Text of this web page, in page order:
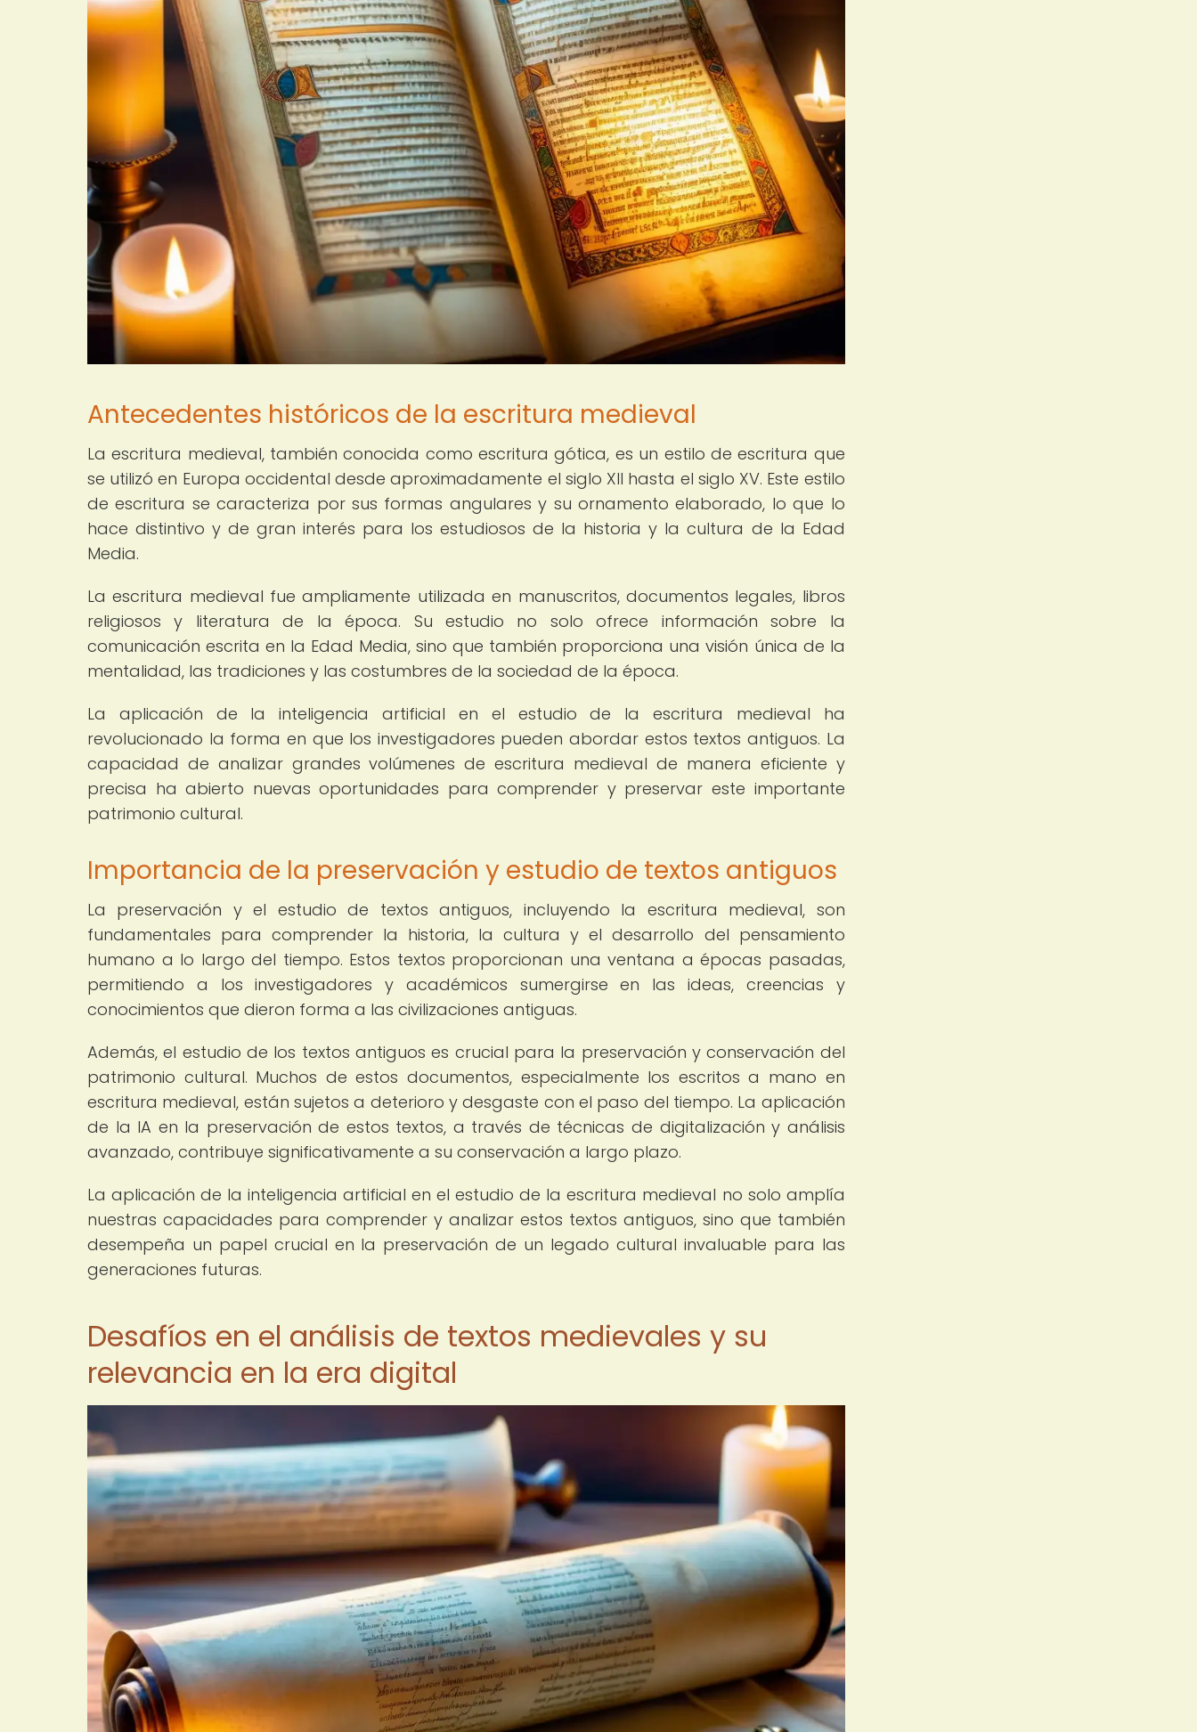
Antecedentes históricos de la escritura medieval
La escritura medieval, también conocida como escritura gótica, es un estilo de escritura que
se utilizó en Europa occidental desde aproximadamente el siglo XII hasta el siglo XV. Este estilo
de escritura se caracteriza por sus formas angulares y su ornamento elaborado, lo que lo
hace distintivo y de gran interés para los estudiosos de la historia y la cultura de la Edad
Media.
La escritura medieval fue ampliamente utilizada en manuscritos, documentos legales, libros
religiosos y literatura de la época. Su estudio no solo ofrece información sobre la
comunicación escrita en la Edad Media, sino que también proporciona una visión única de la
mentalidad, las tradiciones y las costumbres de la sociedad de la época.
La aplicación de la inteligencia artificial en el estudio de la escritura medieval ha
revolucionado la forma en que los investigadores pueden abordar estos textos antiguos. La
capacidad de analizar grandes volúmenes de escritura medieval de manera eficiente y
precisa ha abierto nuevas oportunidades para comprender y preservar este importante
patrimonio cultural.
Importancia de la preservación y estudio de textos antiguos
La preservación y el estudio de textos antiguos, incluyendo la escritura medieval, son
fundamentales para comprender la historia, la cultura y el desarrollo del pensamiento
humano a lo largo del tiempo. Estos textos proporcionan una ventana a épocas pasadas,
permitiendo a los investigadores y académicos sumergirse en las ideas, creencias y
conocimientos que dieron forma a las civilizaciones antiguas.
Además, el estudio de los textos antiguos es crucial para la preservación y conservación del
patrimonio cultural. Muchos de estos documentos, especialmente los escritos a mano en
escritura medieval, están sujetos a deterioro y desgaste con el paso del tiempo. La aplicación
de la IA en la preservación de estos textos, a través de técnicas de digitalización y análisis
avanzado, contribuye significativamente a su conservación a largo plazo.
La aplicación de la inteligencia artificial en el estudio de la escritura medieval no solo amplía
nuestras capacidades para comprender y analizar estos textos antiguos, sino que también
desempeña un papel crucial en la preservación de un legado cultural invaluable para las
generaciones futuras.
Desafíos en el análisis de textos medievales y su
relevancia en la era digital